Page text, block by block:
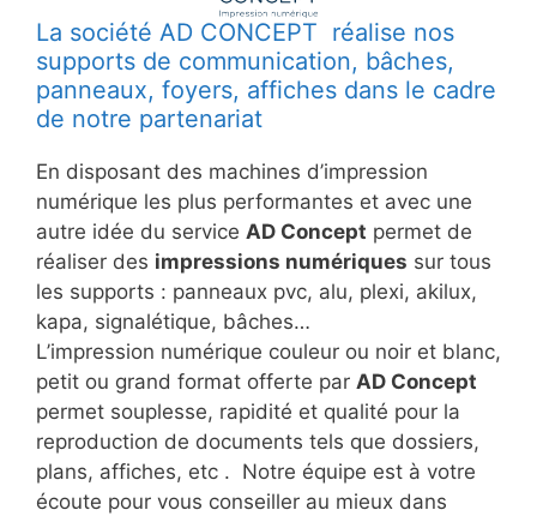
La société AD CONCEPT réalise nos
supports de communication, bâches,
panneaux, foyers, affiches dans le cadre
de notre partenariat
En disposant des machines d’impression
numérique les plus performantes et avec une
autre idée du service AD Concept permet de
réaliser des impressions numériques sur tous
les supports : panneaux pvc, alu, plexi, akilux,
kapa, signalétique, bâches…
L’impression numérique couleur ou noir et blanc,
petit ou grand format offerte par AD Concept
permet souplesse, rapidité et qualité pour la
reproduction de documents tels que dossiers,
plans, affiches, etc . Notre équipe est à votre
écoute pour vous conseiller au mieux dans